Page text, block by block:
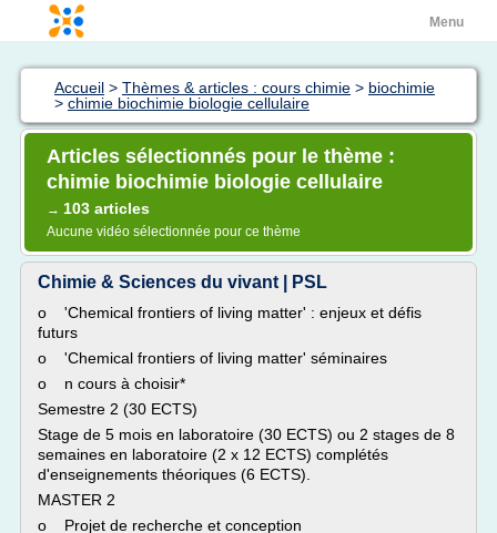
Menu
Accueil > Thèmes & articles : cours chimie > biochimie
> chimie biochimie biologie cellulaire
Articles sélectionnés pour le thème :
chimie biochimie biologie cellulaire
→ 103 articles
Aucune vidéo sélectionnée pour ce thème
Chimie & Sciences du vivant | PSL
o 'Chemical frontiers of living matter' : enjeux et défis
futurs
o 'Chemical frontiers of living matter' séminaires
o n cours à choisir*
Semestre 2 (30 ECTS)
Stage de 5 mois en laboratoire (30 ECTS) ou 2 stages de 8
semaines en laboratoire (2 x 12 ECTS) complétés
d'enseignements théoriques (6 ECTS).
MASTER 2
o Projet de recherche et conception